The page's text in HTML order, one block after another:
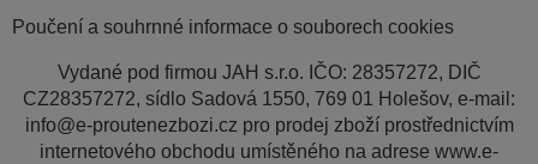
Poučení a souhrnné informace o souborech cookies
Vydané pod firmou JAH s.r.o. IČO: 28357272, DIČ
CZ28357272, sídlo Sadová 1550, 769 01 Holešov, e-mail:
info@e-proutenezbozi.cz pro prodej zboží prostřednictvím
internetového obchodu umístěného na adrese www.e-